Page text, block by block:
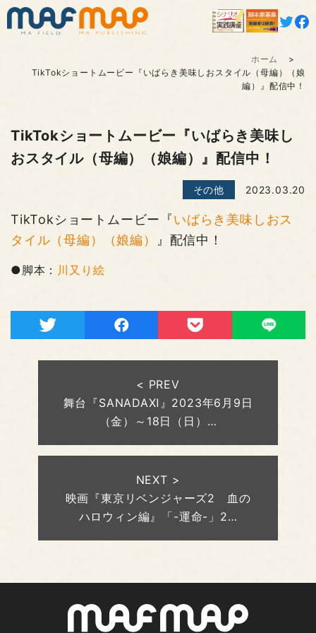
ホーム
TikTokショートムービー『いばらき美味しおスタイル（母編）（娘
編）』配信中！
TikTokショートムービー『いばらき美味し
おスタイル（母編）（娘編）』配信中！
その他 2023.03.20
TikTokショートムービー『いばらき美味しおス
タイル（母編）（娘編）
』配信中！
●脚本： 川又り絵
< PREV
舞台『SANADAⅪ』2023年6月9日
（金）～18日（日）…
NEXT >
映画『東京リベンジャーズ2 血の
ハロウィン編』「-運命-」2…